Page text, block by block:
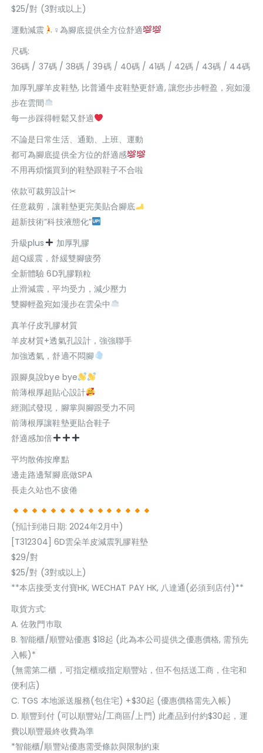
$25/對 (3對或以上)
運動減震
‍♀為腳底提供全方位舒適
尺碼:
36碼 / 37碼 / 38碼 / 39碼 / 40碼 / 41碼 / 42碼 / 43碼 / 44碼
加厚乳膠羊皮鞋墊, 比普通牛皮鞋墊更舒適, 讓您步步輕盈，宛如漫
步在雲間
每一步踩得輕鬆又舒適
不論是日常生活、通勤、上班、運動
都可為腳底提供全方位的舒適感
不用再煩惱買到的鞋墊跟鞋子不合啦
依款可裁剪設計✂
任意裁剪，讓鞋墊更完美貼合腳底
超新技術”科技液態化”
升級plus
加厚乳膠
超Q緩震，舒緩雙腳疲勞
全新體驗 6D乳膠顆粒
止滑減震，平均受力，減少壓力
雙腳輕盈宛如漫步在雲朵中
真羊仔皮乳膠材質
羊皮材質+透氣孔設計，強強聯手
加強透氣，舒適不悶腳
跟腳臭說bye bye
前薄根厚超貼心設計
經測試發現，腳掌與腳跟受力不同
前薄根厚讓鞋墊更貼合鞋子
舒適感加倍
平均散佈按摩點
邊走路邊幫腳底做SPA
長走久站也不疲倦
(預計到港日期: 2024年2月中)
[T312304] 6D雲朵羊皮減震乳膠鞋墊
$29/對
$25/對 (3對或以上)
**本店接受支付寶HK, WECHAT PAY HK, 八達通(必須到店付)**
取貨方式:
A. 佐敦門巿取
B. 智能櫃/順豐站優惠 $18起 (此為本公司提供之優惠價格, 需預先
入帳)*
(無需第二櫃，可指定櫃或指定順豐站，但不包括送工商，住宅和
便利店)
C. TGS 本地派送服務(包住宅) +$30起 (優惠價格需先入帳)
D. 順豐到付 (可以順豐站/工商區/上門) 此產品到付約$30起，運
費以順豐最終收費為準
*智能櫃/順豐站優惠需受條款與限制約束